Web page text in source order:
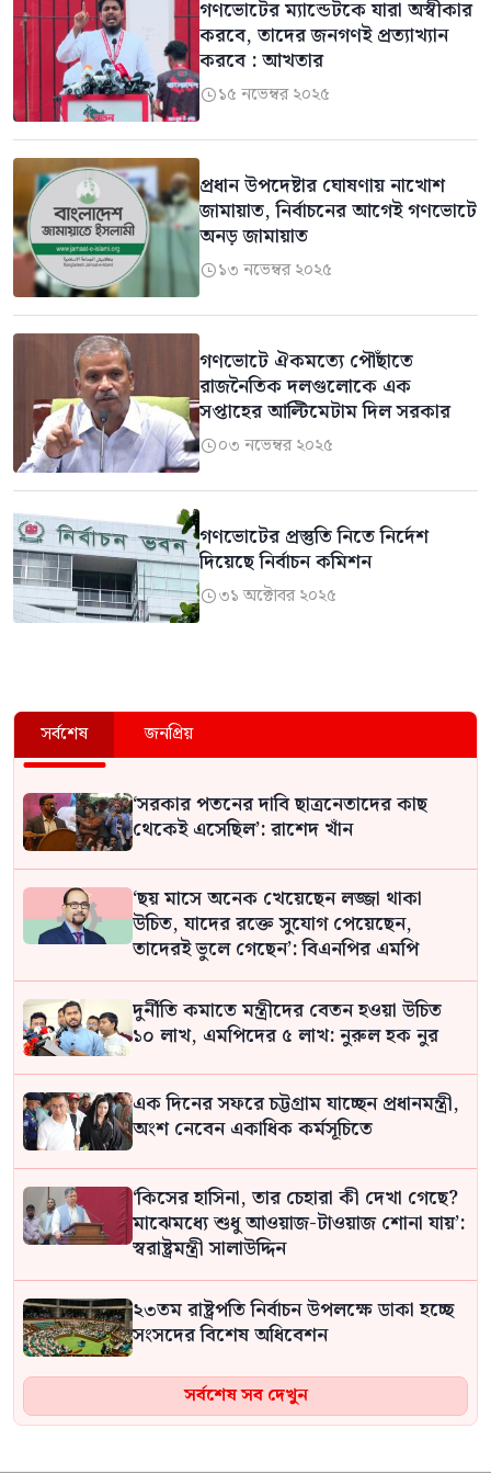
গণভোটের ম্যান্ডেটকে যারা অস্বীকার
করবে, তাদের জনগণই প্রত্যাখ্যান
করবে : আখতার
১৫ নভেম্বর ২০২৫
প্রধান উপদেষ্টার ঘোষণায় নাখোশ
জামায়াত, নির্বাচনের আগেই গণভোটে
অনড় জামায়াত
১৩ নভেম্বর ২০২৫
গণভোটে ঐকমত্যে পৌঁছাতে
রাজনৈতিক দলগুলোকে এক
সপ্তাহের আল্টিমেটাম দিল সরকার
০৩ নভেম্বর ২০২৫
গণভোটের প্রস্তুতি নিতে নির্দেশ
দিয়েছে নির্বাচন কমিশন
৩১ অক্টোবর ২০২৫
সর্বশেষ জনপ্রিয়
‘সরকার পতনের দাবি ছাত্রনেতাদের কাছ
থেকেই এসেছিল’: রাশেদ খাঁন
‘ছয় মাসে অনেক খেয়েছেন লজ্জা থাকা
উচিত, যাদের রক্তে সুযোগ পেয়েছেন,
তাদেরই ভুলে গেছেন’: বিএনপির এমপি
দুর্নীতি কমাতে মন্ত্রীদের বেতন হওয়া উচিত
১০ লাখ, এমপিদের ৫ লাখ: নুরুল হক নুর
এক দিনের সফরে চট্টগ্রাম যাচ্ছেন প্রধানমন্ত্রী,
অংশ নেবেন একাধিক কর্মসূচিতে
‘কিসের হাসিনা, তার চেহারা কী দেখা গেছে?
মাঝেমধ্যে শুধু আওয়াজ-টাওয়াজ শোনা যায়’:
স্বরাষ্ট্রমন্ত্রী সালাউদ্দিন
২৩তম রাষ্ট্রপতি নির্বাচন উপলক্ষে ডাকা হচ্ছে
সংসদের বিশেষ অধিবেশন
২ বছরে পোশাক খাতে ৪০ হাজার কর্মসংস্থান
কমেছে: বিজিএমইএ সভাপতি
সর্বশেষ সব দেখুন